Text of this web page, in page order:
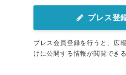
プレス登
プレス会員登録を行うと、広
けに公開する情報が閲覧でき